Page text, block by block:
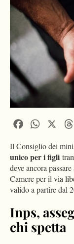
FacebookWhatsApp
Il Consiglio dei
unico per i figli
deve ancora
Camere per il via
valido a partire dal
Inps,
chi spetta